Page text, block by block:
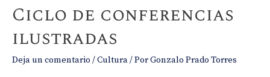
Ciclo de conferencias
ilustradas
Deja un comentario /Cultura/ PorGonzalo Prado Torres